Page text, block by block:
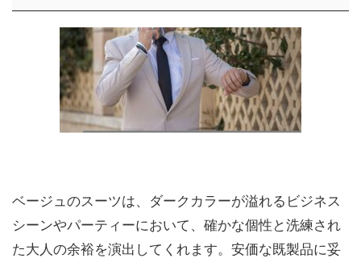
ベージュのスーツは、ダークカラーが溢れるビジネス
シーンやパーティーにおいて、確かな個性と洗練され
た大人の余裕を演出してくれます。安価な既製品に妥